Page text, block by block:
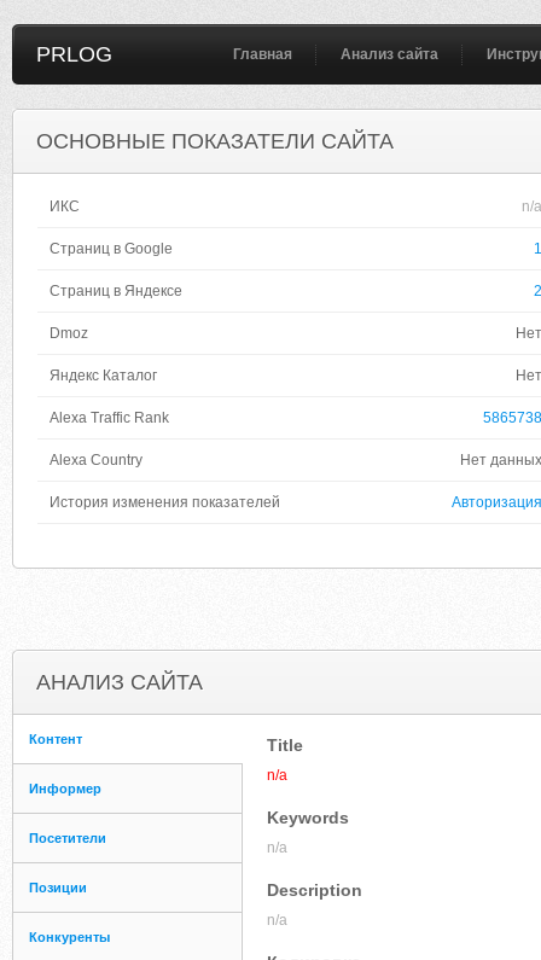
PRLOG Главная Анализ сайта
ОСНОВНЫЕ ПОКАЗАТЕЛИ САЙТА
ИКС n/a
Страниц в Google 1
Страниц в Яндексе 2
Dmoz Нет
Яндекс Каталог Нет
Alexa Traffic Rank 5865738
Alexa Country Нет данных
История изменения показателей Авторизация
АНАЛИЗ САЙТА
Контент
Информер
Посетители
Позиции
Конкуренты
Title
n/a
Keywords
n/a
Description
n/a